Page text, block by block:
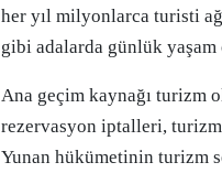
her yıl milyonlarca turisti
gibi adalarda günlük
Ana geçim kaynağı turizm
rezervasyon iptalleri,
Yunan hükümetinin turizm